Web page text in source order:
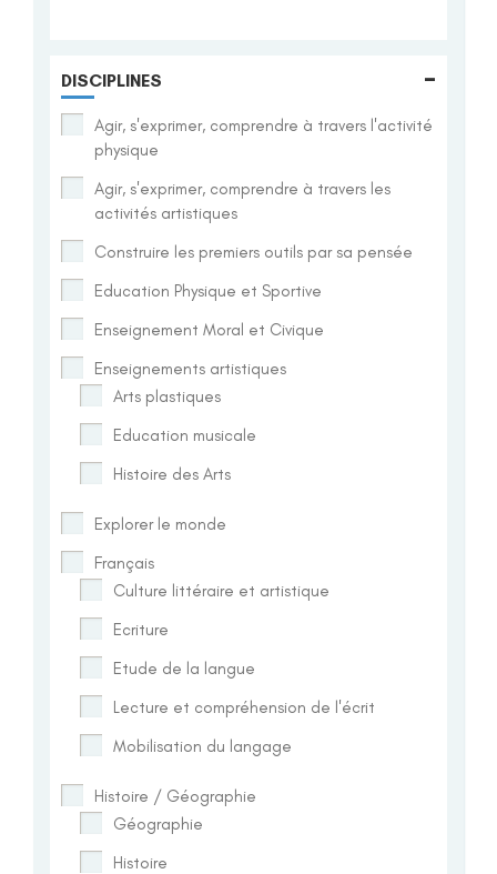
DISCIPLINES -
Agir, s'exprimer, comprendre à travers l'activité
physique
Agir, s'exprimer, comprendre à travers les
activités artistiques
Construire les premiers outils par sa pensée
Education Physique et Sportive
Enseignement Moral et Civique
Enseignements artistiques
Arts plastiques
Education musicale
Histoire des Arts
Explorer le monde
Français
Culture littéraire et artistique
Ecriture
Etude de la langue
Lecture et compréhension de l'écrit
Mobilisation du langage
Histoire / Géographie
Géographie
Histoire